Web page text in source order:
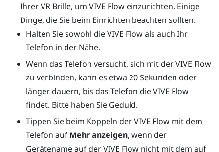
Ihrer VR Brille, um VIVE Floweinzurichten. Einige
Dinge, die Sie beim Einrichten beachten sollten:
Halten Sie sowohl dieVIVE Flowals auch Ihr
Telefon in der Nähe.
Wenn das Telefon versucht, sich mit derVIVE Flow
zu verbinden, kann es etwa 20 Sekunden oder
länger dauern, bis das Telefon dieVIVE Flow
findet. Bitte haben Sie Geduld.
Tippen Sie beim Koppeln derVIVE Flow mit dem
Telefon auf Mehr anzeigen, wenn der
Gerätename auf derVIVE Flow nicht mit dem auf